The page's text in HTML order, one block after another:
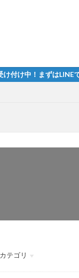
まずはLINEでお気軽
テゴリ